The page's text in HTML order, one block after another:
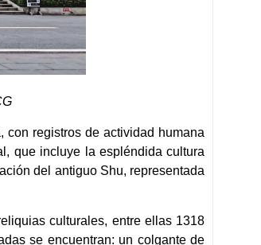
registros de actividad humana
que incluye la espléndida cultura
del antiguo Shu, representada
culturales, entre ellas 1318
se encuentran: un colgante de